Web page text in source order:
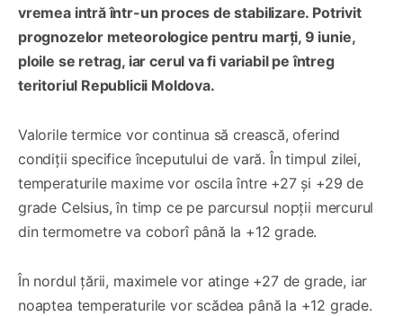
vremea intră într-un proces de stabilizare. Potrivit
prognozelor meteorologice pentru marți, 9 iunie,
ploile se retrag, iar cerul va fi variabil pe întreg
teritoriul Republicii Moldova.
Valorile termice vor continua să crească, oferind
condiții specifice începutului de vară. În timpul zilei,
temperaturile maxime vor oscila între +27 și +29 de
grade Celsius, în timp ce pe parcursul nopții mercurul
din termometre va coborî până la +12 grade.
În nordul țării, maximele vor atinge +27 de grade, iar
noaptea temperaturile vor scădea până la +12 grade.